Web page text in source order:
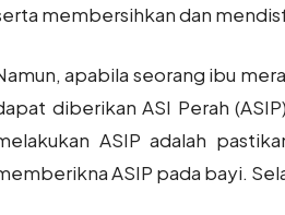
membersihkan dan
apabila seorang ibu
diberikan ASI Perah
ASIP adalah
ASIP pada bayi.